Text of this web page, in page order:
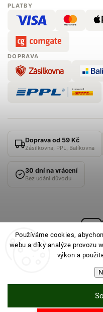
Používáme cookies,
webu a díky analýze provozu
výkon a
PLATBY
DOPRAVA
Doprava od 59 Kč
Zásilkovna, PPL, Balíkovna
30 dní na vrácení
Bez udání důvodu